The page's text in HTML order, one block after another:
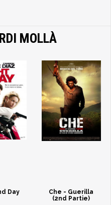
MOLLÀ
Day
Che - Guerilla
(2nd Partie)